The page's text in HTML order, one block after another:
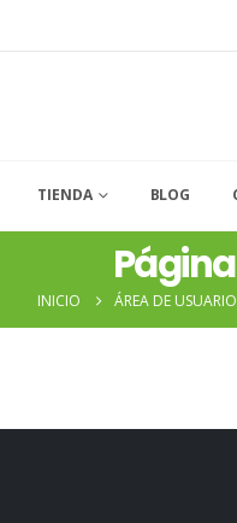
TIENDA BLOG
INICIO ÁREA DE USUARIO